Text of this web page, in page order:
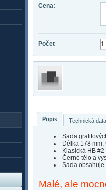
Cena:
Počet
Popis Technická
Sada
Délka 178 mm,
Klasická HB #2
Černé tělo a
Sada obsahuje
Malé, ale